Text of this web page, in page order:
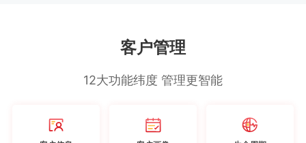
客户管理
12大功能纬度 管理更智能